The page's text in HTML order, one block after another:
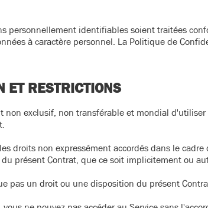
personnellement identifiables soient traitées
à caractère personnel. La Politique de
ET RESTRICTIONS
non exclusif, non transférable et mondial
droits non expressément accordés dans le
présent Contrat, que ce soit implicitement ou
pas un droit ou une disposition du présent